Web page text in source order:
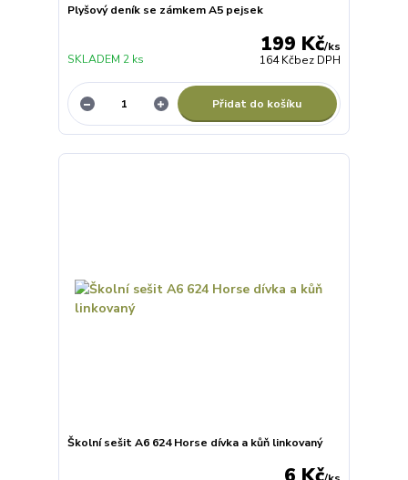
Plyšový deník se zámkem A5 pejsek
199 Kč/ks
164 Kčbez DPH
SKLADEM 2 ks
Přidat do košíku
Školní sešit A6 624 Horse dívka a kůň linkovaný